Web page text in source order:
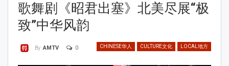
歌舞剧《昭君出塞》北美尽展“极
致”中华风韵
CHINESE华人 CULTURE文化 LOCAL地方
By AMTV 0